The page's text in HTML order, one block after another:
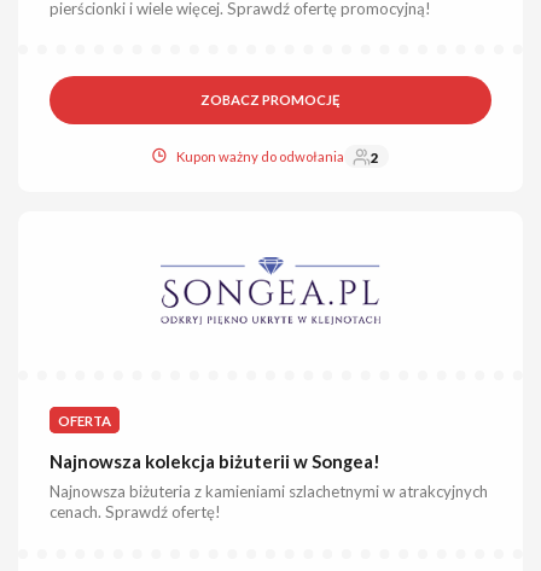
pierścionki i wiele więcej. Sprawdź ofertę promocyjną!
ZOBACZ PROMOCJĘ
Kupon ważny do odwołania 2
OFERTA
Najnowsza kolekcja biżuterii w Songea!
Najnowsza biżuteria z kamieniami szlachetnymi w atrakcyjnych
cenach. Sprawdź ofertę!